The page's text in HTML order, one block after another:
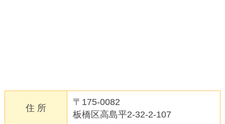
住 所
〒175-0082
板橋区高島平2-32-2-107